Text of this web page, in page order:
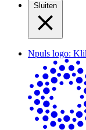
Sluiten
Npuls logo: